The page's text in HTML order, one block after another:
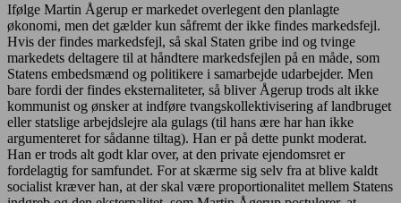
Ifølge Martin Ågerup er markedet overlegent den planlagte
økonomi, men det gælder kun såfremt der ikke findes markedsfejl.
Hvis der findes markedsfejl, så skal Staten gribe ind og tvinge
markedets deltagere til at håndtere markedsfejlen på en måde, som
Statens embedsmænd og politikere i samarbejde udarbejder. Men
bare fordi der findes eksternaliteter, så bliver Ågerup trods alt ikke
kommunist og ønsker at indføre tvangskollektivisering af landbruget
eller statslige arbejdslejre ala gulags (til hans ære har han ikke
argumenteret for sådanne tiltag). Han er på dette punkt moderat.
Han er trods alt godt klar over, at den private ejendomsret er
fordelagtig for samfundet. For at skærme sig selv fra at blive kaldt
socialist kræver han, at der skal være proportionalitet mellem Statens